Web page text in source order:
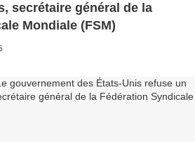
secrétaire général de la
Mondiale (FSM)